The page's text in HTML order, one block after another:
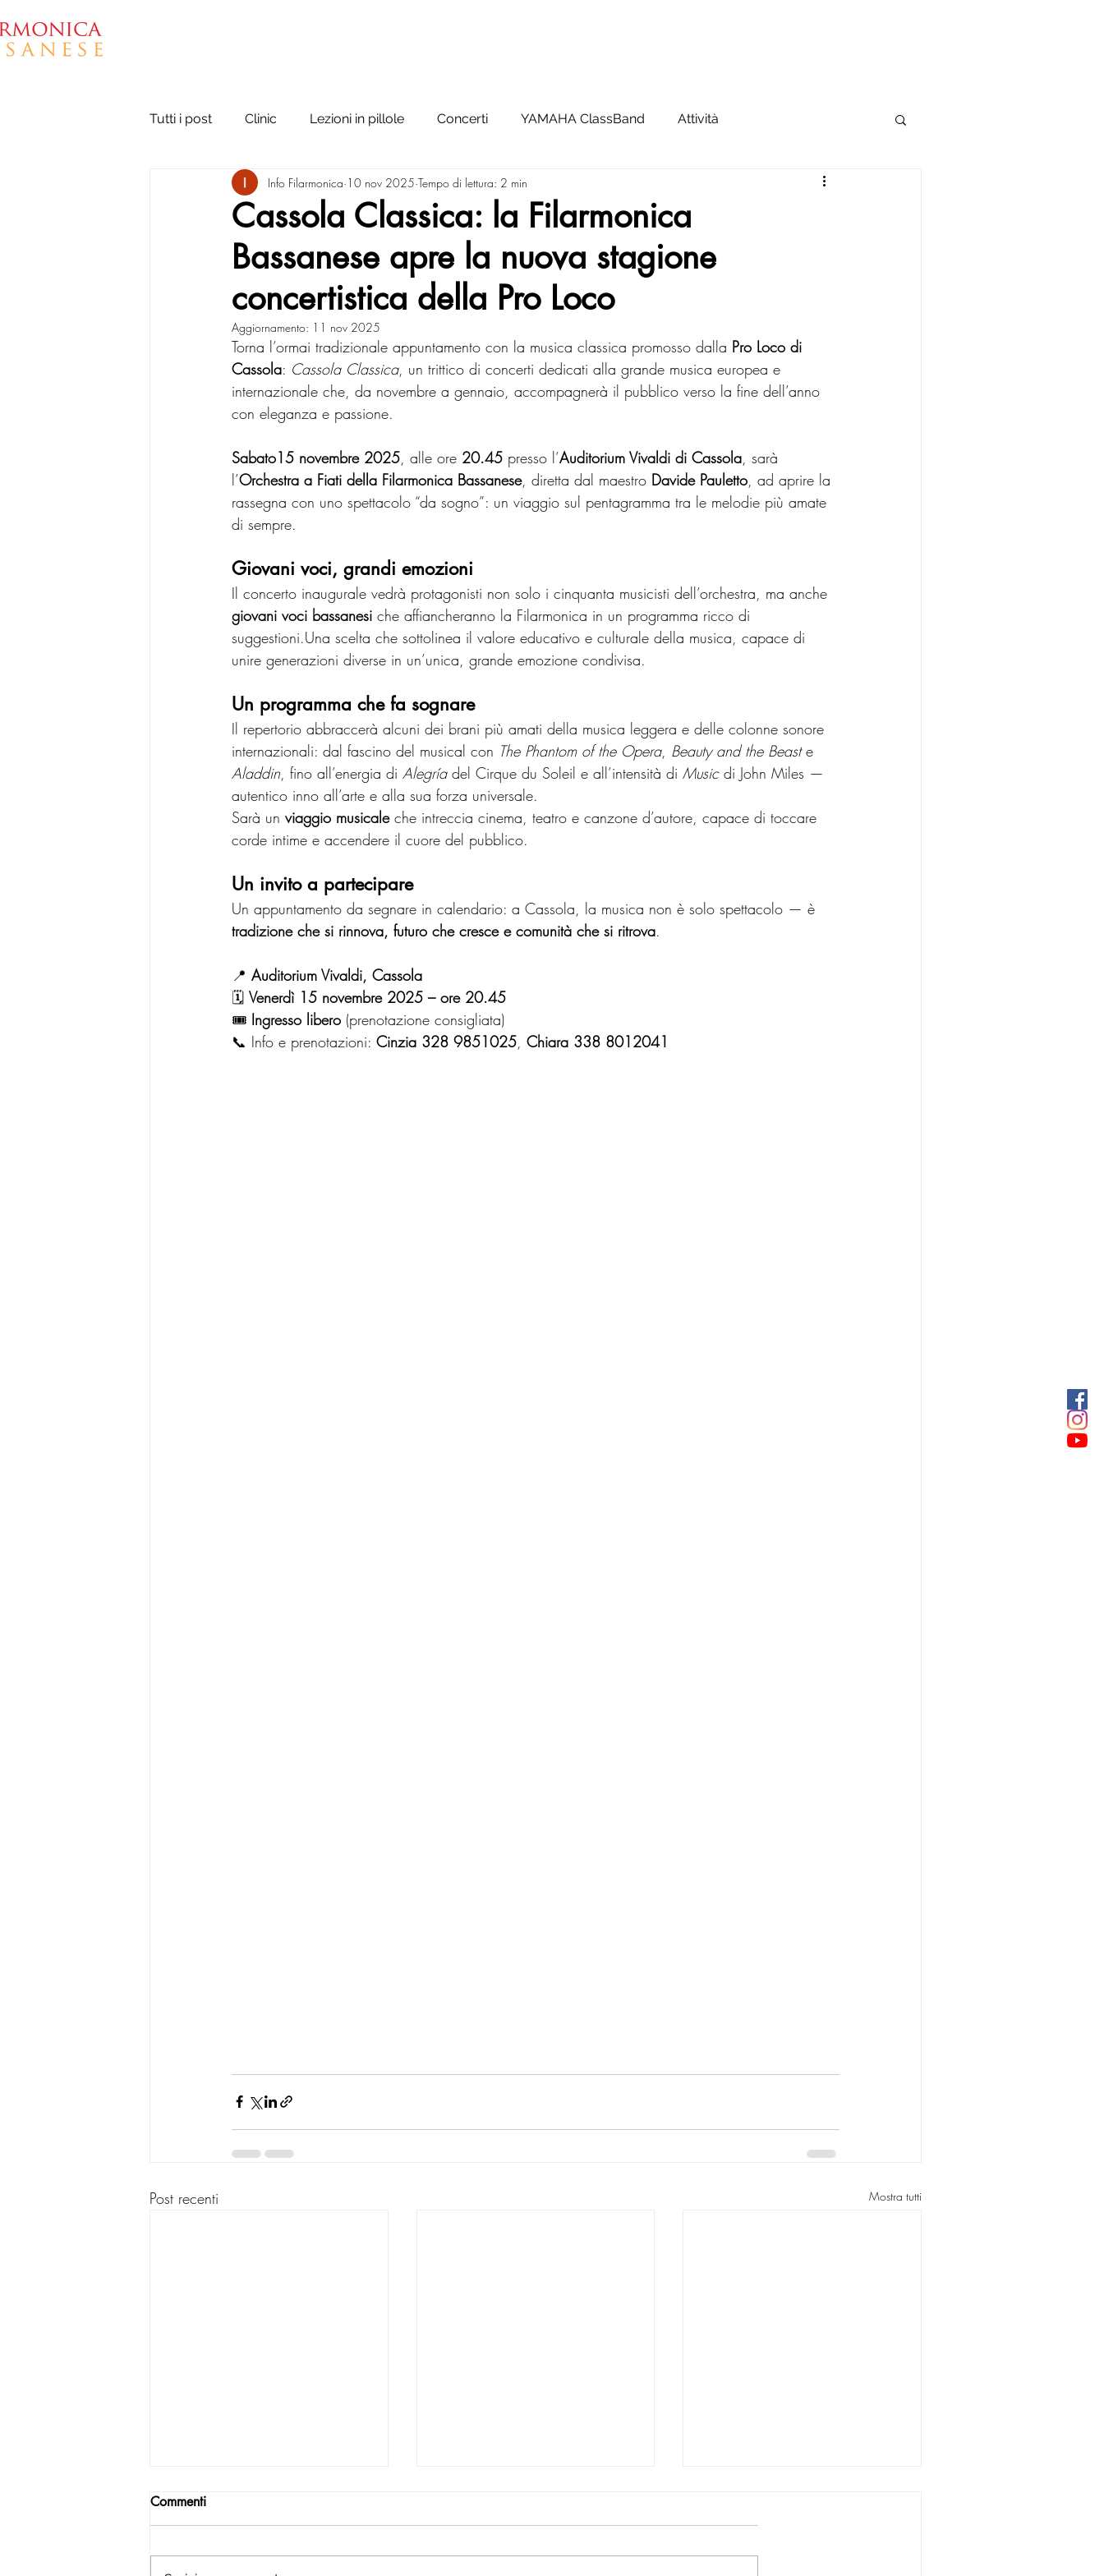
Tutti i post Clinic Lezioni in pillole Concerti YAMAHA ClassBand Attività
Cassola Classica: la Filarmonica
Bassanese apre la nuova stagione
concertistica della Pro Loco
Info Filarmonica 10 nov 2025 Tempo di lettura: 2 min
Aggiornamento: 11 nov 2025
Torna l’ormai tradizionale appuntamento con la musica classica promosso dalla Pro Loco di
Cassola: Cassola Classica, un trittico di concerti dedicati alla grande musica europea e
internazionale che, da novembre a gennaio, accompagnerà il pubblico verso la fine dell’anno
con eleganza e passione.
Sabato15 novembre 2025, alle ore 20.45 presso l’Auditorium Vivaldi di Cassola, sarà
l’Orchestra a Fiati della Filarmonica Bassanese, diretta dal maestro Davide Pauletto, ad aprire la
rassegna con uno spettacolo “da sogno”: un viaggio sul pentagramma tra le melodie più amate
di sempre.
Giovani voci, grandi emozioni
Il concerto inaugurale vedrà protagonisti non solo i cinquanta musicisti dell’orchestra, ma anche
giovani voci bassanesi che affiancheranno la Filarmonica in un programma ricco di
suggestioni.Una scelta che sottolinea il valore educativo e culturale della musica, capace di
unire generazioni diverse in un’unica, grande emozione condivisa.
Un programma che fa sognare
Il repertorio abbraccerà alcuni dei brani più amati della musica leggera e delle colonne sonore
internazionali: dal fascino del musical con The Phantom of the Opera, Beauty and the Beast e
Aladdin, fino all’energia di Alegría del Cirque du Soleil e all’intensità di Music di John Miles —
autentico inno all’arte e alla sua forza universale.
Sarà un viaggio musicale che intreccia cinema, teatro e canzone d’autore, capace di toccare
corde intime e accendere il cuore del pubblico.
Un invito a partecipare
Un appuntamento da segnare in calendario: a Cassola, la musica non è solo spettacolo — è
tradizione che si rinnova, futuro che cresce e comunità che si ritrova.
📍 Auditorium Vivaldi, Cassola
🗓 Venerdì 15 novembre 2025 – ore 20.45
🎟 Ingresso libero (prenotazione consigliata)
📞 Info e prenotazioni: Cinzia 328 9851025, Chiara 338 8012041
Post recenti Mostra tutti
Commenti